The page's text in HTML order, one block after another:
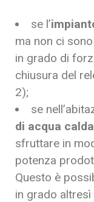
se l’
ma non ci
in grado di
chiusura del
2);
se
di acqua calda
sfruttare in
potenza
Questo è
in grado altresì